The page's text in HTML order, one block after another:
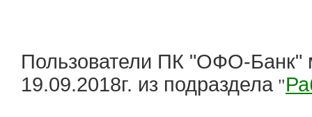
Пользователи ПК "ОФО-Банк"
19.09.2018г. из подраздела "